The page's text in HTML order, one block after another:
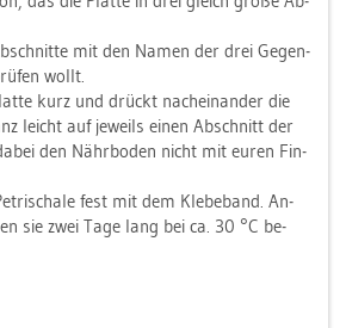
mit den Namen der drei Ge­gen­
wollt.
kurz und drückt nach­ein­an­der die
leicht auf je­weils einen Ab­schnitt der
den Nähr­bo­den nicht mit euren Fin­
fest mit dem Kle­be­band. An­
sie zwei Tage lang bei ca. 30 °C be­